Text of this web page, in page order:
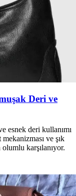
Deri ve
esnek deri kullanımı
ve şık
karşılanıyor.